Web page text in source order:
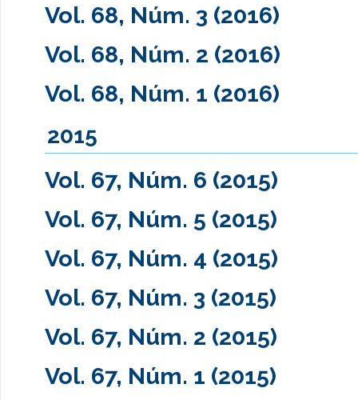
Vol. 68, Núm. 3 (2016)
Vol. 68, Núm. 2 (2016)
Vol. 68, Núm. 1 (2016)
2015
Vol. 67, Núm. 6 (2015)
Vol. 67, Núm. 5 (2015)
Vol. 67, Núm. 4 (2015)
Vol. 67, Núm. 3 (2015)
Vol. 67, Núm. 2 (2015)
Vol. 67, Núm. 1 (2015)